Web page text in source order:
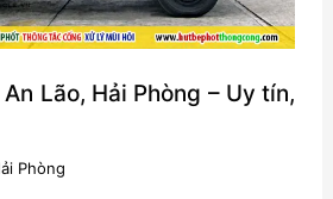
Lão, Hải Phòng – Uy tín,
Phòng